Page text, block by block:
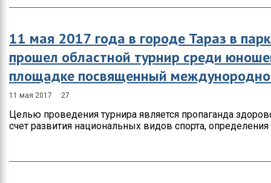
11 мая 2017 года в городе Тараз в
прошел областной турнир среди
площадке посвященный
11 мая 2017 27
Целью проведения турнира является пропаганда
счет развития национальных видов спорта,